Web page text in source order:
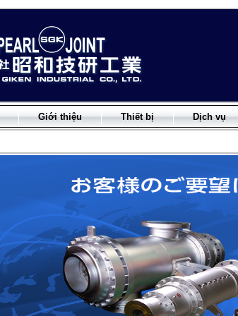
Giới thiệu Thiết bị Dịch vụ